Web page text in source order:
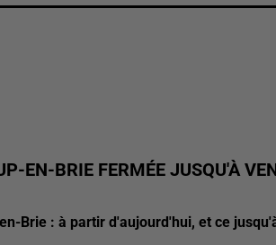
EN-BRIE FERMÉE JUSQU'À
Brie : à partir d'aujourd'hui, et ce